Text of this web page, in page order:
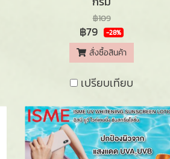
฿109
฿79 -28%
สั่งซื้อสินค้า
เปรียบเทียบ